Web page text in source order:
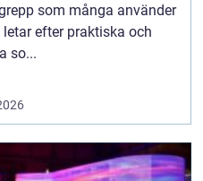
som många använder
letar efter praktiska och
so...